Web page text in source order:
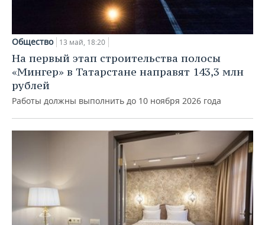
Общество 13 май, 18:20
На первый этап строительства полосы
«Мингер» в Татарстане направят 143,3 млн
рублей
Работы должны выполнить до 10 ноября 2026 года